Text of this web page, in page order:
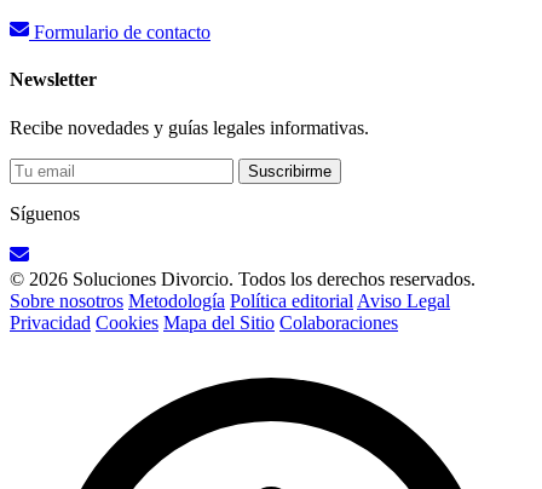
Formulario de contacto
Newsletter
Recibe novedades y guías legales informativas.
Suscribirme
Síguenos
© 2026 Soluciones Divorcio. Todos los derechos reservados.
Sobre nosotros Metodología Política editorial Aviso Legal
Privacidad Cookies Mapa del Sitio Colaboraciones